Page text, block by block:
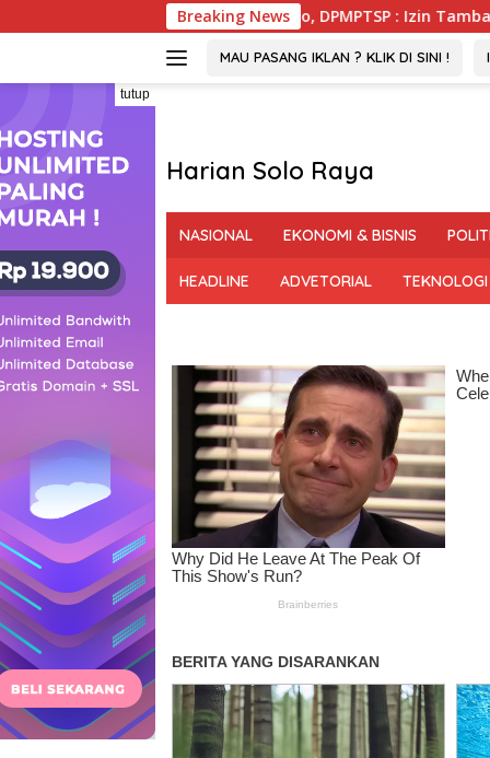
ke
Breaking News
Pohuwato, DPMPTSP : Izin Tambang PGM Sah Hingga 2032
MAU PASANG IKLAN ? KLIK DI SINI !
tutup
Harian Solo Raya
Tegas
Bermartabat
NASIONAL EKONOMI & BISNIS
HEADLINE ADVETORIAL TEKNOLOGI